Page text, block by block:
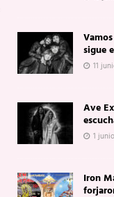
sigue
11
Ave
1
Iron